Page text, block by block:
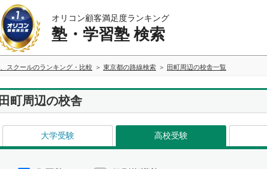
オリコン顧客満足度ランキング
塾・学習塾 検索
スクールのランキング・比較 東京都の路線検索 田町周辺の校舎一覧
田町周辺の校舎
大学受験 高校受験